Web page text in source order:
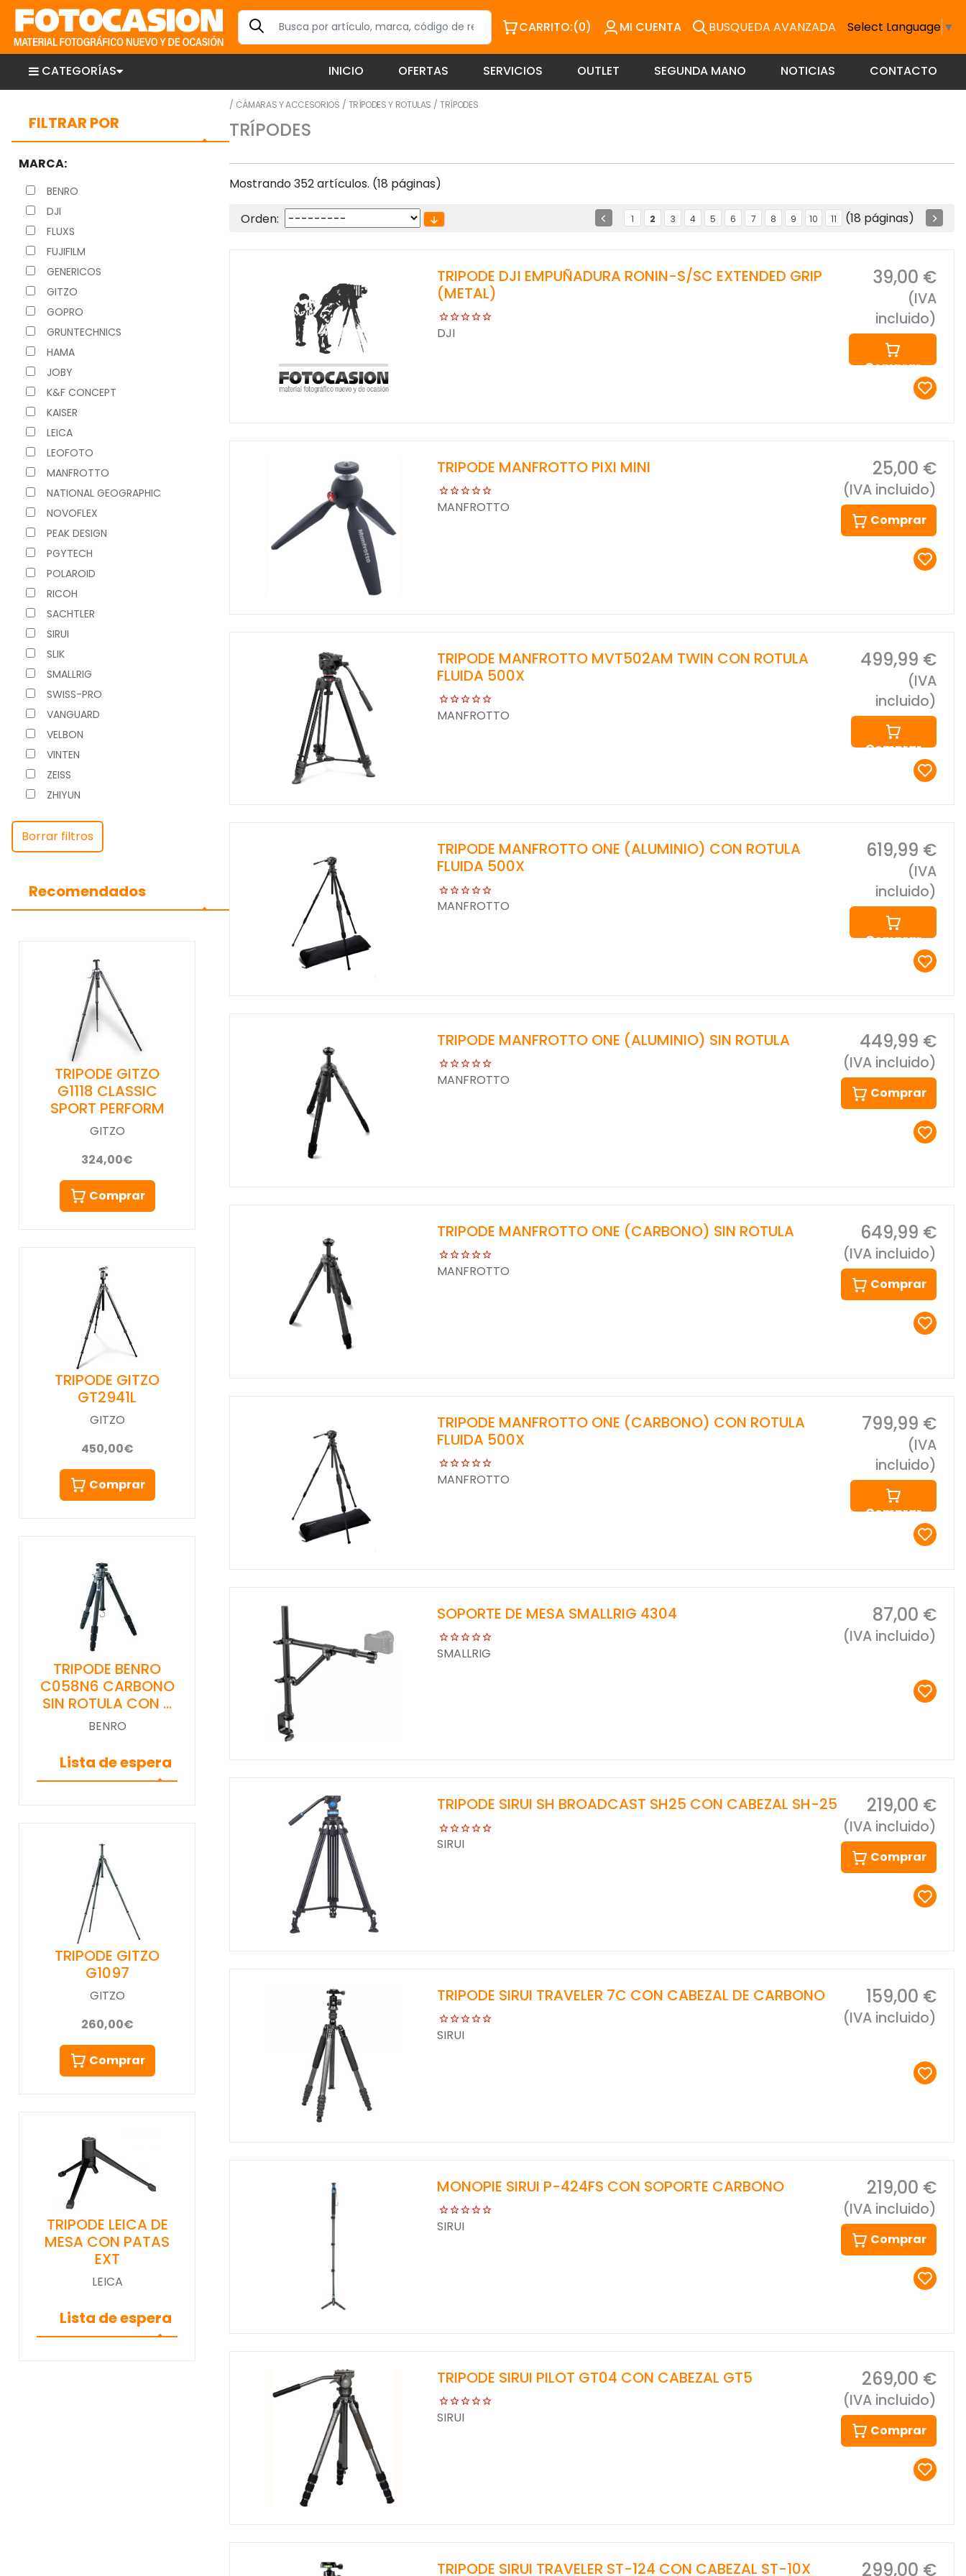
CARRITO:(0) MI CUENTA BUSQUEDA AVANZADA Select Language ▼
CATEGORÍAS INICIO OFERTAS SERVICIOS OUTLET SEGUNDA MANO NOTICIAS CONTACTO
FILTRAR POR
MARCA:
BENRO
DJI
FLUXS
FUJIFILM
GENERICOS
GITZO
GOPRO
GRUNTECHNICS
HAMA
JOBY
K&F CONCEPT
KAISER
LEICA
LEOFOTO
MANFROTTO
NATIONAL GEOGRAPHIC
NOVOFLEX
PEAK DESIGN
PGYTECH
POLAROID
RICOH
SACHTLER
SIRUI
SLIK
SMALLRIG
SWISS-PRO
VANGUARD
VELBON
VINTEN
ZEISS
ZHIYUN
Borrar filtros
Recomendados
TRIPODE GITZO
G1118 CLASSIC
SPORT PERFORM
GITZO
324,00€
Comprar
TRIPODE GITZO
GT2941L
GITZO
450,00€
Comprar
TRIPODE BENRO
C058N6 CARBONO
SIN ROTULA CON …
BENRO
Lista de espera
TRIPODE GITZO
G1097
GITZO
260,00€
Comprar
TRIPODE LEICA DE
MESA CON PATAS
EXT
LEICA
Lista de espera
/ CÁMARAS Y ACCESORIOS / TRÍPODES Y ROTULAS /TRÍPODES
TRÍPODES
Mostrando 352 artículos. (18 páginas)
Orden: 1 2 3 4 5 6 7 8 9 10 11 (18 páginas)
TRIPODE DJI EMPUÑADURA RONIN-S/SC EXTENDED GRIP
(METAL)
DJI
39,00 €
(IVA
incluido)
Comprar
TRIPODE MANFROTTO PIXI MINI
MANFROTTO
25,00 €
(IVA incluido)
Comprar
TRIPODE MANFROTTO MVT502AM TWIN CON ROTULA
FLUIDA 500X
MANFROTTO
499,99 €
(IVA
incluido)
Comprar
TRIPODE MANFROTTO ONE (ALUMINIO) CON ROTULA
FLUIDA 500X
MANFROTTO
619,99 €
(IVA
incluido)
Comprar
TRIPODE MANFROTTO ONE (ALUMINIO) SIN ROTULA
MANFROTTO
449,99 €
(IVA incluido)
Comprar
TRIPODE MANFROTTO ONE (CARBONO) SIN ROTULA
MANFROTTO
649,99 €
(IVA incluido)
Comprar
TRIPODE MANFROTTO ONE (CARBONO) CON ROTULA
FLUIDA 500X
MANFROTTO
799,99 €
(IVA
incluido)
Comprar
SOPORTE DE MESA SMALLRIG 4304
SMALLRIG
87,00 €
(IVA incluido)
TRIPODE SIRUI SH BROADCAST SH25 CON CABEZAL SH-25
SIRUI
219,00 €
(IVA incluido)
Comprar
TRIPODE SIRUI TRAVELER 7C CON CABEZAL DE CARBONO
SIRUI
159,00 €
(IVA incluido)
MONOPIE SIRUI P-424FS CON SOPORTE CARBONO
SIRUI
219,00 €
(IVA incluido)
Comprar
TRIPODE SIRUI PILOT GT04 CON CABEZAL GT5
SIRUI
269,00 €
(IVA incluido)
Comprar
TRIPODE SIRUI TRAVELER ST-124 CON CABEZAL ST-10X
299,00 €